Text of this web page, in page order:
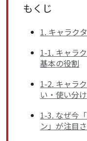
もくじ
1. キャラク
1-1. キャラ
基本の役割
1-2. キャラ
い・使い分け
1-3. なぜ今
ン」が注目